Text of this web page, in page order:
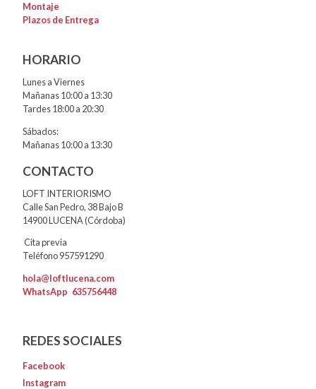
Montaje
Plazos de Entrega
HORARIO
Lunes a Viernes
Mañanas 10:00 a 13:30
Tardes 18:00 a 20:30
Sábados:
Mañanas 10:00 a 13:30
CONTACTO
LOFT INTERIORISMO
Calle San Pedro, 38 Bajo B
14900 LUCENA (Córdoba)
Cita previa
Teléfono 957591290
hola@loftlucena.com
WhatsApp 635756448
REDES SOCIALES
Facebook
Instagram